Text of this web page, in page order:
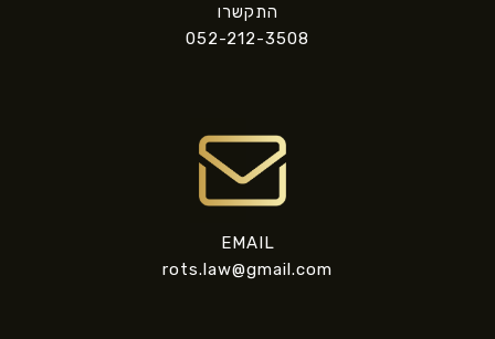
התקשרו
052-212-3508
EMAIL
rots.law@gmail.com